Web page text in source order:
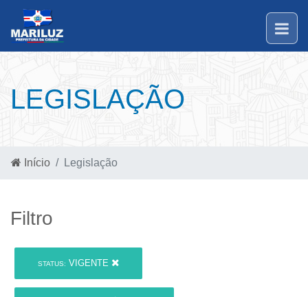
LEGISLAÇÃO
Início Legislação
Filtro
STATUS: VIGENTE